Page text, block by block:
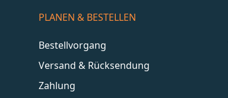
PLANEN & BESTELLEN
Bestellvorgang
Versand & Rücksendung
Zahlung